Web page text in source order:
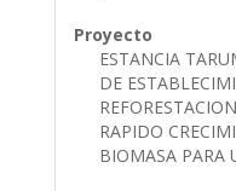
Proyecto
ESTANCIA
DE
RAPIDO
BIOMASA PARA